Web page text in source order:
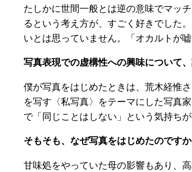
たしかに世間一般とは逆の意味でマッ
るという考え方が、すごく好きでした
いとは思っていません。「オカルトが
写真表現での虚構性への興味について
僕が写真をはじめたときは、荒木経惟
を写す〈私写真〉をテーマにした写真
で「同じことはしない」という気持ち
そもそも、なぜ写真をはじめたのです
甘味処をやっていた母の影響もあり、